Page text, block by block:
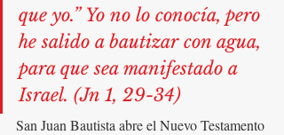
que yo.” Yo no lo conocía, pero
he salido a bautizar con agua,
para que sea manifestado a
Israel. (Jn 1, 29-34)
San Juan Bautista abre el Nuevo Testamento